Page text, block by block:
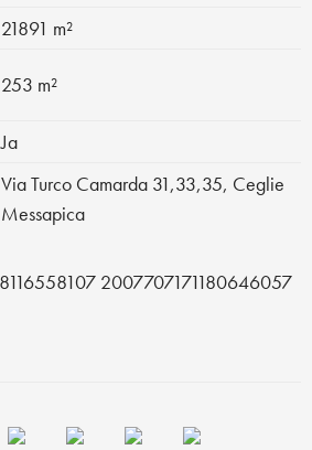
21891 m²
253 m²
Ja
Via Turco Camarda 31,33,35, Ceglie
Messapica